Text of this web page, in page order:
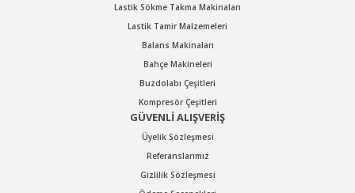
Lastik Sökme Takma Makinaları
Lastik Tamir Malzemeleri
Balans Makinaları
Bahçe Makineleri
Buzdolabı Çeşitleri
Kompresör Çeşitleri
GÜVENLİ ALIŞVERİŞ
Üyelik Sözleşmesi
Referanslarımız
Gizlilik Sözleşmesi